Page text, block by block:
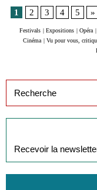
1
2 3 4 5 »
Festivals | Expositions | Opéra |
Cinéma | Vu pour vous,